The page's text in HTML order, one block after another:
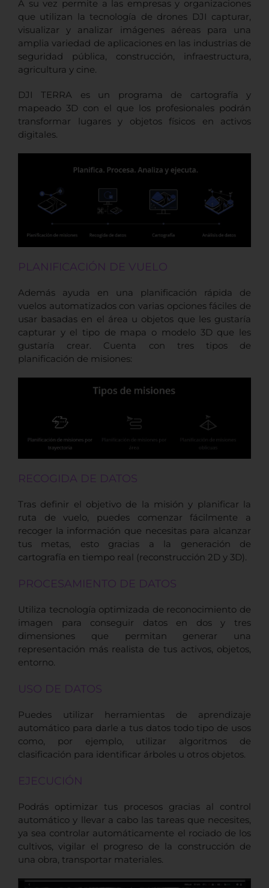
A su vez permite a las empresas y organizaciones
que utilizan la tecnología de drones DJI capturar,
visualizar y analizar imágenes aéreas para una
amplia variedad de aplicaciones en las industrias de
seguridad pública, construcción, infraestructura,
agricultura y cine.
DJI TERRA es un programa de cartografía y
mapeado 3D con el que los profesionales podrán
transformar lugares y objetos físicos en activos
digitales.
PLANIFICACIÓN DE VUELO
Además ayuda en una planificación rápida de
vuelos automatizados con varias opciones fáciles de
usar basadas en el área u objetos que les gustaría
capturar y el tipo de mapa o modelo 3D que les
gustaría crear. Cuenta con tres tipos de
planificación de misiones:
RECOGIDA DE DATOS
Tras definir el objetivo de la misión y planificar la
ruta de vuelo, puedes comenzar fácilmente a
recoger la información que necesitas para alcanzar
tus metas, esto gracias a la generación de
cartografía en tiempo real (reconstrucción 2D y 3D).
PROCESAMIENTO DE DATOS
Utiliza tecnología optimizada de reconocimiento de
imagen para conseguir datos en dos y tres
dimensiones que permitan generar una
representación más realista de tus activos, objetos,
entorno.
USO DE DATOS
Puedes utilizar herramientas de aprendizaje
automático para darle a tus datos todo tipo de usos
como, por ejemplo, utilizar algoritmos de
clasificación para identificar árboles u otros objetos.
EJECUCIÓN
Podrás optimizar tus procesos gracias al control
automático y llevar a cabo las tareas que necesites,
ya sea controlar automáticamente el rociado de los
cultivos, vigilar el progreso de la construcción de
una obra, transportar materiales.